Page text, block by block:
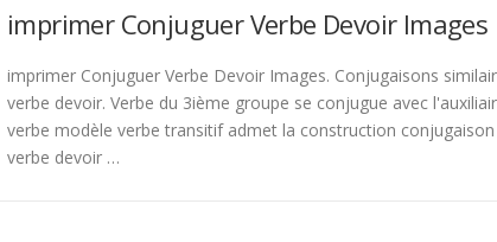
imprimer Conjuguer Verbe Devoir Images
imprimer Conjuguer Verbe Devoir Images. Conjugaisons
verbe devoir. Verbe du 3ième groupe se conjugue avec
verbe modèle verbe transitif admet la construction conjugaison
verbe devoir …